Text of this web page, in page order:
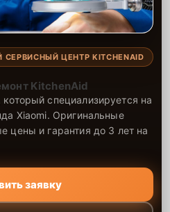
ЦЕНТР KITCHENAID
KitchenAid
специализируется на
Xiaomi. Оригинальные
цены и гарантия до 3 лет на
заявку